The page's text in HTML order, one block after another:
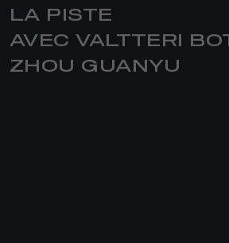
LA PISTE
AVEC VALTTERI
ZHOU GUANYU